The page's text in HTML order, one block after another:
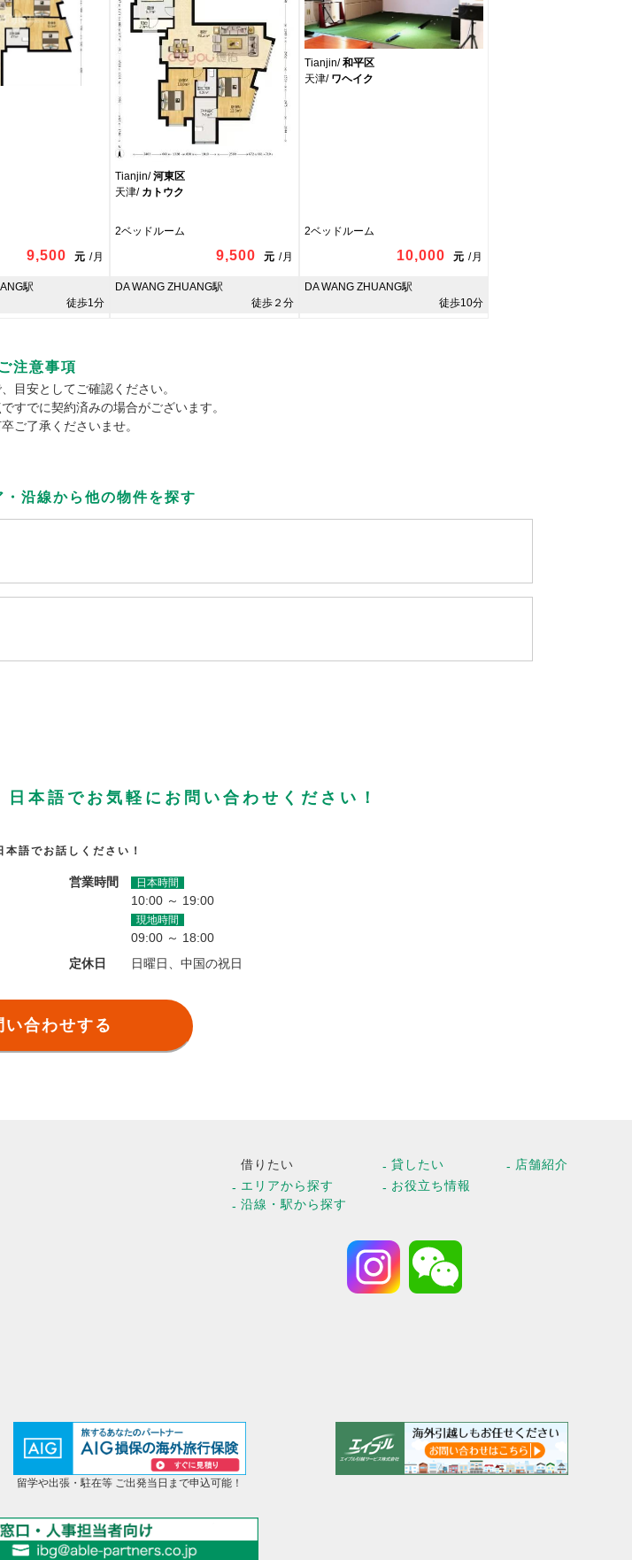
9,500 元 /月
駅
徒歩1分
Tianjin/河東区
天津/ カトウク
2ベッドルーム
9,500 元 /月
DA WANG ZHUANG駅
徒歩２分
Tianjin/和平区
天津/ ワヘイク
2ベッドルーム
10,000 元 /月
DA WANG ZHUANG駅
徒歩10分
注意事項
目安としてご確認ください。
すでに契約済みの場合がございます。
ご了承くださいませ。
沿線から 他の物件を探す
本語でお気軽にお問い合わせください！
本語でお話しください！
営業時間 日本時間
10:00 ～ 19:00
現地時間
09:00 ～ 18:00
定休日
日曜日、中国の祝日
い合わせする
借りたい
エリアから探す
沿線・駅から探す
貸したい
お役立ち情報
店舗紹介
留学や出張・駐在等 ご出発当日まで申込可能！